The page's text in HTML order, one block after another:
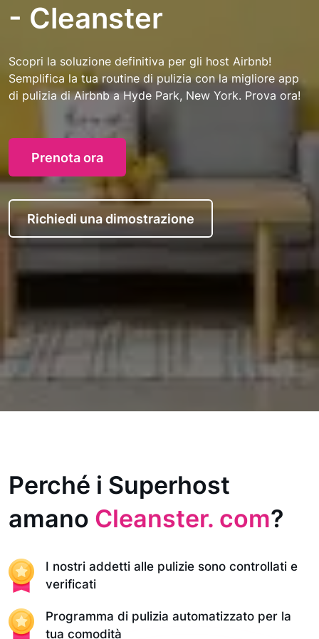
- Cleanster
Scopri la soluzione definitiva per gli host Airbnb!
Semplifica la tua routine di pulizia con la migliore app
di pulizia di Airbnb a Hyde Park, New York. Prova ora!
Prenota ora
Richiedi una dimostrazione
Perché i Superhost
amano Cleanster. com?
I nostri addetti alle pulizie sono controllati e
verificati
Programma di pulizia automatizzato per la
tua comodità